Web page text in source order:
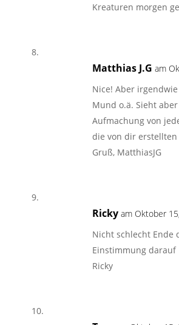
Kreaturen morgen
Matthias J.G am
Nice! Aber
Mund o.ä. Sieht
Aufmachung von
die von dir erstellten
Gruß, MatthiasJG
Ricky am Oktober
Nicht schlecht Ende
Einstimmung darauf
Ricky